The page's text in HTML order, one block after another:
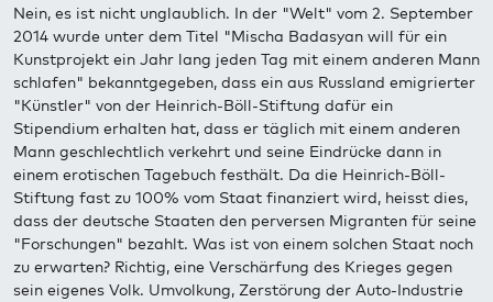
Nein, es ist nicht unglaublich. In der "Welt" vom 2. September
2014 wurde unter dem Titel "Mischa Badasyan will für ein
Kunstprojekt ein Jahr lang jeden Tag mit einem anderen Mann
schlafen" bekanntgegeben, dass ein aus Russland emigrierter
"Künstler" von der Heinrich-Böll-Stiftung dafür ein
Stipendium erhalten hat, dass er täglich mit einem anderen
Mann geschlechtlich verkehrt und seine Eindrücke dann in
einem erotischen Tagebuch festhält. Da die Heinrich-Böll-
Stiftung fast zu 100% vom Staat finanziert wird, heisst dies,
dass der deutsche Staaten den perversen Migranten für seine
"Forschungen" bezahlt. Was ist von einem solchen Staat noch
zu erwarten? Richtig, eine Verschärfung des Krieges gegen
sein eigenes Volk. Umvolkung, Zerstörung der Auto-Industrie